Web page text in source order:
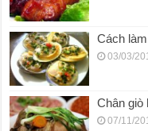
Cách
03/03/
Chân giò
07/11/